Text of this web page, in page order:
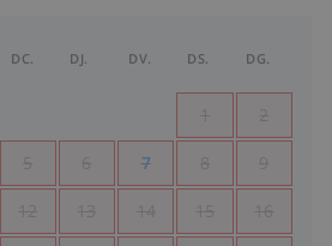
DC. DJ. DV. DS. DG.
1 2
5 6 7 8 9
12 13 14 15 16